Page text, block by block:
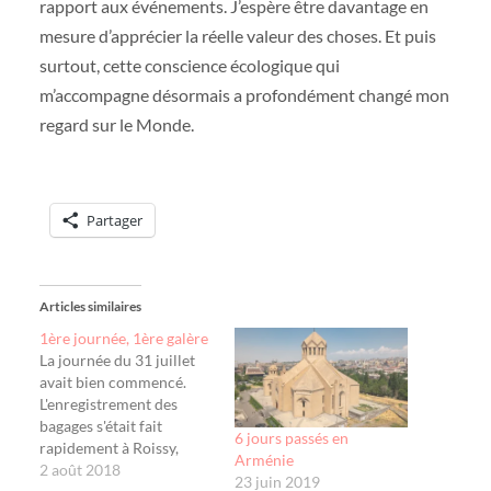
rapport aux événements. J’espère être davantage en
mesure d’apprécier la réelle valeur des choses. Et puis
surtout, cette conscience écologique qui
m’accompagne désormais a profondément changé mon
regard sur le Monde.
Partager
Articles similaires
1ère journée, 1ère galère
La journée du 31 juillet
avait bien commencé.
L'enregistrement des
bagages s'était fait
rapidement à Roissy,
l'avion avait décollé à
2 août 2018
6 jours passés en
Arménie
23 juin 2019